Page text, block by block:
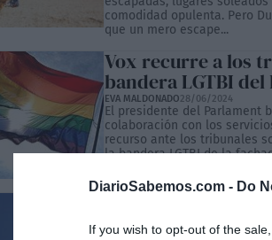
DiarioSabemos.com - Do
If you wish to opt-out of the
comodidad opulenta. Pero
que un mero escape...
Vox recurre a los
bandera LGTBI
EVA MALDONADO28/06/2024
El presidente del Parlament
colaboración con los
recurso ante los tribunales
la bandera LGTBI de la